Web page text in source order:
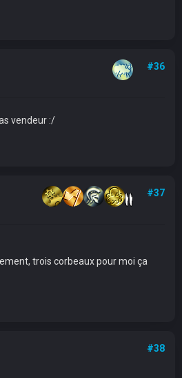
#36
vendeur :/
#37
trois corbeaux pour moi ça
#38